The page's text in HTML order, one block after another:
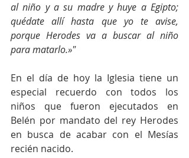
al niño y a su madre y huye a Egipto;
quédate allí hasta que yo te avise,
porque Herodes va a buscar al niño
para matarlo.»"
En el día de hoy la Iglesia tiene un
especial recuerdo con todos los
niños que fueron ejecutados en
Belén por mandato del rey Herodes
en busca de acabar con el Mesías
recién nacido.